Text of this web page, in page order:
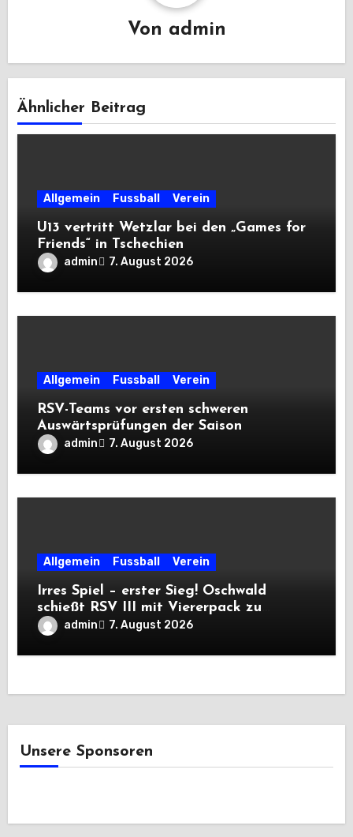
Von admin
Ähnlicher Beitrag
Allgemein Fussball Verein
U13 vertritt Wetzlar bei den „Games for
Friends“ in Tschechien
admin 7. August 2026
Allgemein Fussball Verein
RSV-Teams vor ersten schweren
Auswärtsprüfungen der Saison
admin 7. August 2026
Allgemein Fussball Verein
Irres Spiel – erster Sieg! Oschwald
schießt RSV III mit Viererpack zu
Premiere
admin 7. August 2026
Unsere Sponsoren